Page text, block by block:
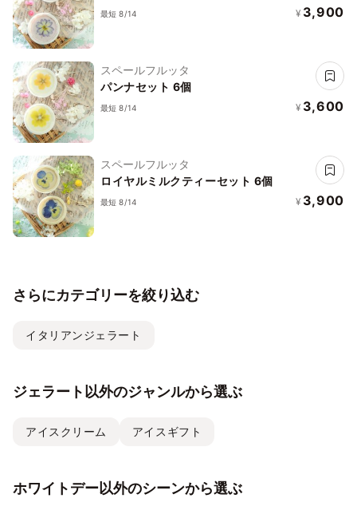
最短 8/14 ¥ 3,900
スペールフルッタ
パンナセット 6個
最短 8/14 ¥ 3,600
スペールフルッタ
ロイヤルミルクティーセット 6個
最短 8/14 ¥ 3,900
さらにカテゴリーを絞り込む
イタリアンジェラート
ジェラート以外のジャンルから選ぶ
アイスクリーム アイスギフト
ホワイトデー以外のシーンから選ぶ